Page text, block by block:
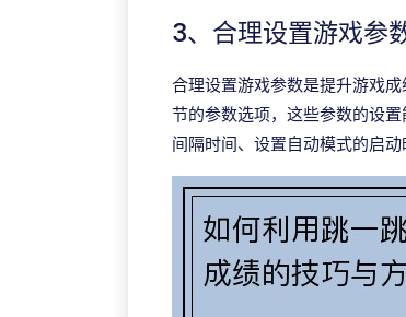
3、合理设置游戏参
合理设置游戏参数是提升游戏
节的参数选项，这些参数的设
间隔时间、设置自动模式的启